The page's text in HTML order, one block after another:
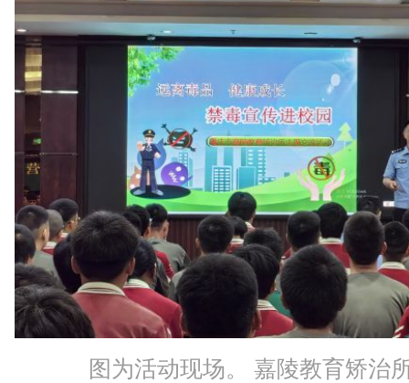
图为活动现场。 嘉陵教育矫治